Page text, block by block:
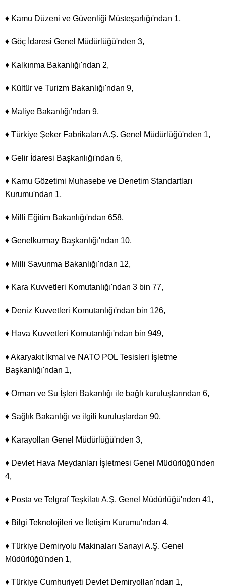
♦ Kamu Düzeni ve Güvenliği Müsteşarlığı'ndan 1,
♦ Göç İdaresi Genel Müdürlüğü'nden 3,
♦ Kalkınma Bakanlığı'ndan 2,
♦ Kültür ve Turizm Bakanlığı'ndan 9,
♦ Maliye Bakanlığı'ndan 9,
♦ Türkiye Şeker Fabrikaları A.Ş. Genel Müdürlüğü'nden 1,
♦ Gelir İdaresi Başkanlığı'ndan 6,
♦ Kamu Gözetimi Muhasebe ve Denetim Standartları
Kurumu'ndan 1,
♦ Milli Eğitim Bakanlığı'ndan 658,
♦ Genelkurmay Başkanlığı'ndan 10,
♦ Milli Savunma Bakanlığı'ndan 12,
♦ Kara Kuvvetleri Komutanlığı'ndan 3 bin 77,
♦ Deniz Kuvvetleri Komutanlığı'ndan bin 126,
♦ Hava Kuvvetleri Komutanlığı'ndan bin 949,
♦ Akaryakıt İkmal ve NATO POL Tesisleri İşletme
Başkanlığı'ndan 1,
♦ Orman ve Su İşleri Bakanlığı ile bağlı kuruluşlarından 6,
♦ Sağlık Bakanlığı ve ilgili kuruluşlardan 90,
♦ Karayolları Genel Müdürlüğü'nden 3,
♦ Devlet Hava Meydanları İşletmesi Genel Müdürlüğü'nden
4,
♦ Posta ve Telgraf Teşkilatı A.Ş. Genel Müdürlüğü'nden 41,
♦ Bilgi Teknolojileri ve İletişim Kurumu'ndan 4,
♦ Türkiye Demiryolu Makinaları Sanayi A.Ş. Genel
Müdürlüğü'nden 1,
♦ Türkiye Cumhuriyeti Devlet Demiryolları'ndan 1,